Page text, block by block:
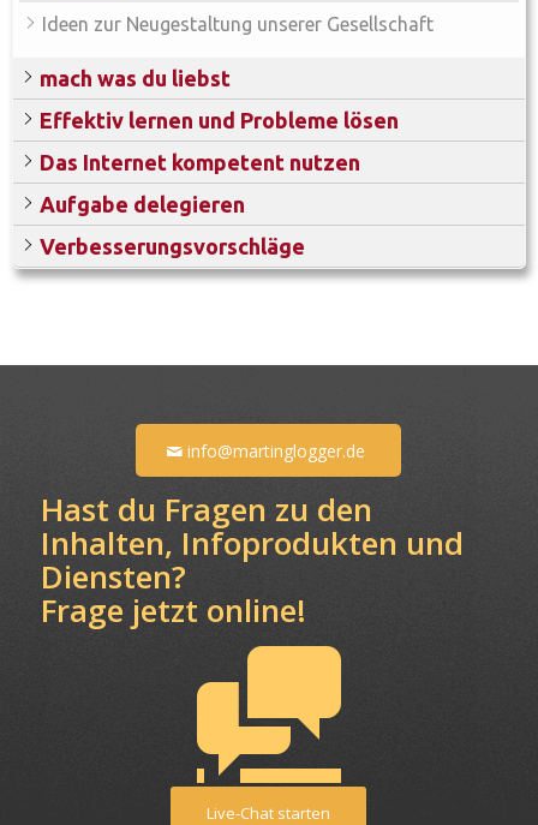
Ideen zur Neugestaltung unserer Gesellschaft
mach was du liebst
Effektiv lernen und Probleme lösen
Das Internet kompetent nutzen
Aufgabe delegieren
Verbesserungsvorschläge
info@martinglogger.de
Hast du Fragen zu den
Inhalten, Infoprodukten und
Diensten?
Frage jetzt online!
Live-Chat starten